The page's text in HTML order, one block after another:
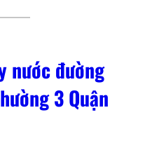
nước đường
3 Quận